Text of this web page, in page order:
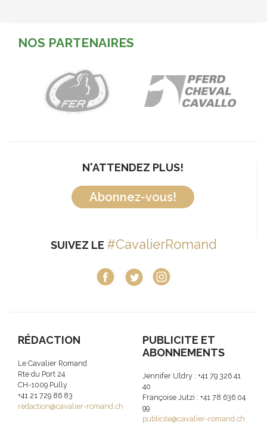
NOS PARTENAIRES
N'ATTENDEZ PLUS!
Abonnez-vous!
SUIVEZ LE #CavalierRomand
RÉDACTION
Le Cavalier Romand
Rte du Port 24
CH-1009 Pully
+41 21 729 86 83
redaction@cavalier-romand.ch
PUBLICITE ET
ABONNEMENTS
Jennifer Uldry : +41 79 326 41
40
Françoise Jutzi : +41 78 636 04
99
publicite@cavalier-romand.ch